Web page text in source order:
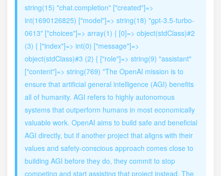
string(15) "chat.completion" ["created"]=>
int(1690126825) ["model"]=> string(18) "gpt-3.5-turbo-
0613" ["choices"]=> array(1) { [0]=> object(stdClass)#2
(3) { ["index"]=> int(0) ["message"]=>
object(stdClass)#3 (2) { ["role"]=> string(9) "assistant"
["content"]=> string(769) "The OpenAI mission is to
ensure that artificial general intelligence (AGI) benefits
all of humanity. AGI refers to highly autonomous
systems that outperform humans in most economically
valuable work. OpenAI aims to build safe and beneficial
AGI directly, but if another project that aligns with their
values and safety-conscious approach comes close to
building AGI before they do, they commit to stop
competing and start assisting that project instead. The